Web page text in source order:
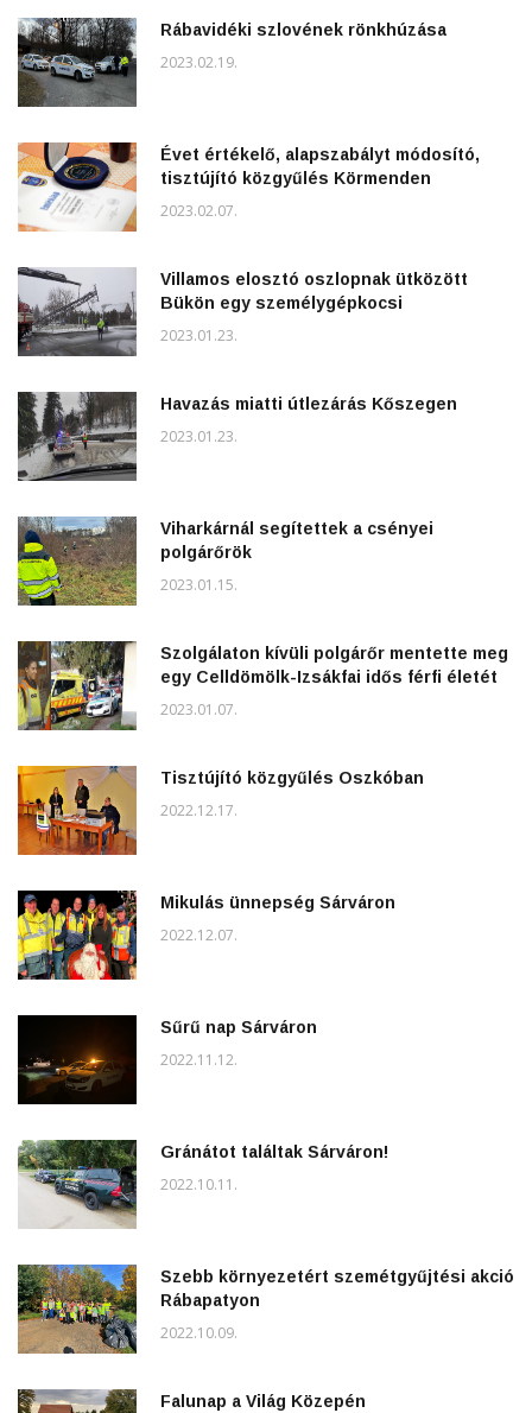
Rábavidéki szlovének rönkhúzása
2023.02.19.
Évet értékelő, alapszabályt módosító,
tisztújító közgyűlés Körmenden
2023.02.07.
Villamos elosztó oszlopnak ütközött
Bükön egy személygépkocsi
2023.01.23.
Havazás miatti útlezárás Kőszegen
2023.01.23.
Viharkárnál segítettek a csényei
polgárőrök
2023.01.15.
Szolgálaton kívüli polgárőr mentette meg
egy Celldömölk-Izsákfai idős férfi életét
2023.01.07.
Tisztújító közgyűlés Oszkóban
2022.12.17.
Mikulás ünnepség Sárváron
2022.12.07.
Sűrű nap Sárváron
2022.11.12.
Gránátot találtak Sárváron!
2022.10.11.
Szebb környezetért szemétgyűjtési akció
Rábapatyon
2022.10.09.
Falunap a Világ Közepén